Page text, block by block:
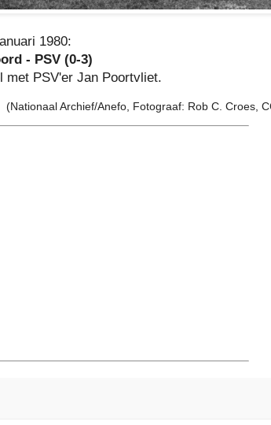
1980:
- PSV (0-3)
met PSV'er Jan Poortvliet.
(Nationaal Archief/Anefo, Fotograaf: Rob C. Croes,